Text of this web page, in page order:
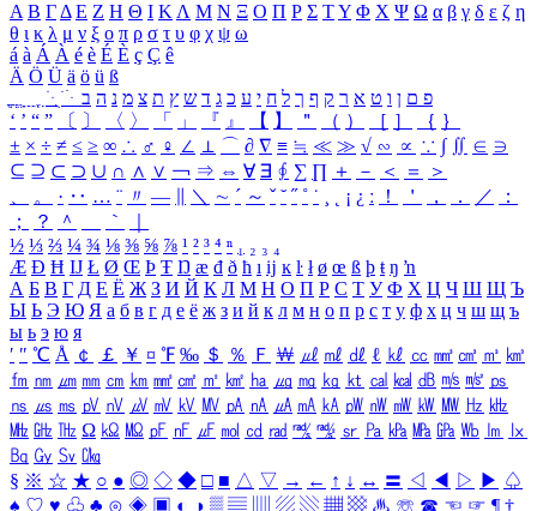
Α Β ΓΔ Ε Ζ Η Θ Ι ΚΛ Μ Ν Ξ Ο Π Ρ Σ ΤΥ Φ Χ Ψ Ω α β γ δ ε ζ η
θ ι κ λ μ ν ξ ο π ρ σ τ υ φ χ ψ ω
á à Á À é è É È ç Ç ê
Ä Ö Ü ä ö ü ß
ִֶֹ ֻּ ׁׂ פ ם ן ו ט א ר ק ף ך ל ח י ע כ ג ד ש ץ ת צ מ נ ה ב
‘ ’ “ ” 〔 〕 〈 〉 「 」 『 』 【 】 ＂ （ ） ［ ］ ｛ ｝
± × ÷ ≠ ≤ ≥ ∞ ∴ ♂ ♀ ∠ ⊥ ⌒ ∂ ∇ ≡ ≒ ≪ ≫ √ ∽ ∝ ∵ ∫ ∬ ∈ ∋
⊆ ⊇ ⊂ ⊃ ∪ ∩ ∧ ∨ ￢ ⇒ ⇔ ∀ ∃ ∮ ∑ ∏ ＋ － ＜ ＝
＞
、
。 · ‥ … ¨ 〃 ― ＼ ∼ ´ ～ ˇ ˘ ˝ ˚ ˙ ¸ ¡ ¿ ː ！ ＇ ， ． ／
：
；
？ ＾ ｀
½ ⅓ ⅔ ¼ ¾ ⅛ ⅜ ⅝ ⅞ ¹ ² ³ ⁴ ⁿ ₁ ₂ ₃ ₄
Æ Ð Ħ Ĳ Ł Ø Œ Þ Ŧ Ŋ æ đ ð ħ ı ĳ ĸ ŀ ł ø œ ß þ ŧ ŋ ŉ
А Б В Г Д Е Ё Ж З И Й К Л М Н О П Р С Т У Ф Х Ц Ч Ш Щ Ъ
Ы Ь Э Ю Я а б в г д е ё ж з и й к л м н о п р с т у ф х ц ч ш щ ъ
ы ь э ю я
′ ″ ℃ Å ￠ ￡ ￥ ¤ ℉ ‰ ＄ ％ Ｆ ￦ ㎕ ㎖ ㎗ ℓ ㎘ ㏄ ㎣ ㎤ ㎥ ㎦
㎙ ㎚ ㎛ ㎜ ㎝ ㎞ ㎟ ㎠ ㎡ ㎢ ㏊ ㎍ ㎎ ㎏ ㏏ ㎈ ㎉ ㏈ ㎧ ㎨ ㎰
㎱ ㎲ ㎳ ㎴ ㎵ ㎶ ㎷ ㎸ ㎹ ㎀ ㎁ ㎂ ㎃ ㎄ ㎺ ㎻ ㎽ ㎾ ㎿ ㎐ ㎑
㎒ ㎓ ㎔ Ω ㏀ ㏁ ㎊ ㎋ ㎌ ㏖ ㏅ ㎭ ㎮ ㎯ ㏛ ㎩ ㎪ ㎫ ㎬ ㏝ ㏐
㏓
㏃ ㏉ ㏜ ㏆
§ ※ ☆ ★ ○ ● ◎ ◇ ◆ □ ■ △ ▽ → ← ↑ ↓ ↔ 〓 ◁ ◀ ▷ ▶ ♤
♠ ♡ ♥ ♧ ♣ ⊙ ◈ ▣ ◐ ◑ ▒ ▤ ▨ ▧ ▦ ▩ ♨ ☏ ☎ ☜ ☞ ¶ †